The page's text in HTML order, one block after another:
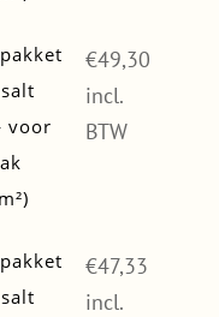
€49,30
incl.
BTW
€47,33
incl.